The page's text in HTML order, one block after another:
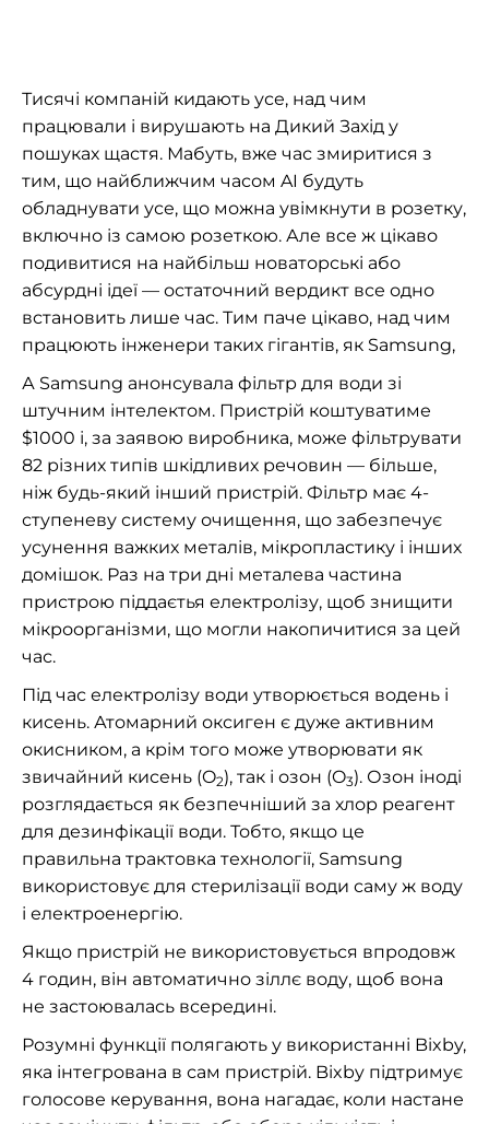
Тисячі компаній кидають усе, над чим
працювали і вирушають на Дикий Захід у
пошуках щастя. Мабуть, вже час змиритися з
тим, що найближчим часом AI будуть
обладнувати усе, що можна увімкнути в розетку,
включно із самою розеткою. Але все ж цікаво
подивитися на найбільш новаторські або
абсурдні ідеї — остаточний вердикт все одно
встановить лише час. Тим паче цікаво, над чим
працюють інженери таких гігантів, як Samsung,
А Samsung анонсувала фільтр для води зі
штучним інтелектом. Пристрій коштуватиме
$1000 і, за заявою виробника, може фільтрувати
82 різних типів шкідливих речовин — більше,
ніж будь-який інший пристрій. Фільтр має 4-
ступеневу систему очищення, що забезпечує
усунення важких металів, мікропластику і інших
домішок. Раз на три дні металева частина
пристрою піддаєтья електролізу, щоб знищити
мікроорганізми, що могли накопичитися за цей
час.
Під час електролізу води утворюється водень і
кисень. Атомарний оксиген є дуже активним
окисником, а крім того може утворювати як
звичайний кисень (O2), так і озон (O3). Озон іноді
розглядається як безпечніший за хлор реагент
для дезинфікації води. Тобто, якщо це
правильна трактовка технології, Samsung
використовує для стерилізації води саму ж воду
і електроенергію.
Якщо пристрій не використовується впродовж
4 годин, він автоматично зіллє воду, щоб вона
не застоювалась всередині.
Розумні функції полягають у використанні Bixby,
яка інтегрована в сам пристрій. Bixby підтримує
голосове керування, вона нагадає, коли настане